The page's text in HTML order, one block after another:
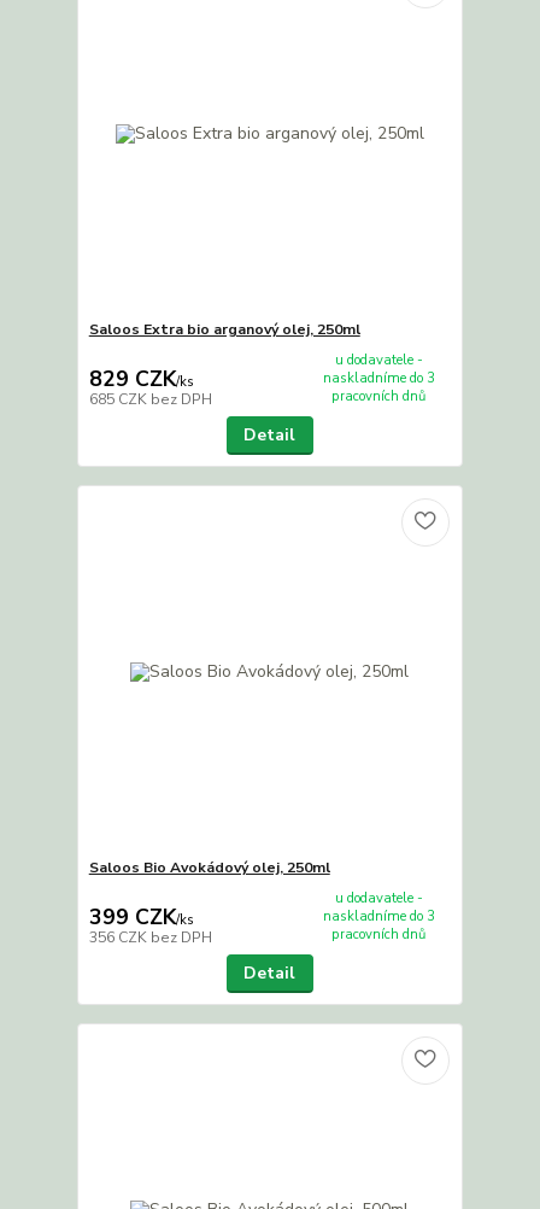
Saloos Extra bio arganový olej, 250ml
829 CZK/ks
685 CZK bez DPH
u dodavatele -
naskladníme do 3
pracovních dnů
Detail
Saloos Bio Avokádový olej, 250ml
399 CZK/ks
356 CZK bez DPH
u dodavatele -
naskladníme do 3
pracovních dnů
Detail